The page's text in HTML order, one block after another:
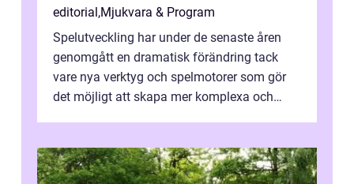
editorial,Mjukvara & Program
Spelutveckling har under de senaste åren
genomgått en dramatisk förändring tack
vare nya verktyg och spelmotorer som gör
det möjligt att skapa mer komplexa och